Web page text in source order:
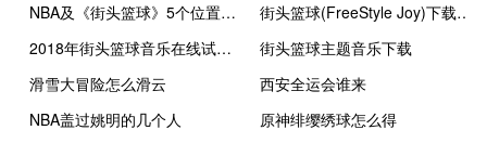
NBA及《街头篮球》5个位置的详细介绍
街头篮球(FreeStyle Joy)下载(电脑、安卓和IOS所有版本)
2018年街头篮球音乐在线试听及下载
街头篮球主题音乐下载
滑雪大冒险怎么滑云
西安全运会谁来
NBA盖过姚明的几个人
原神绯缨绣球怎么得